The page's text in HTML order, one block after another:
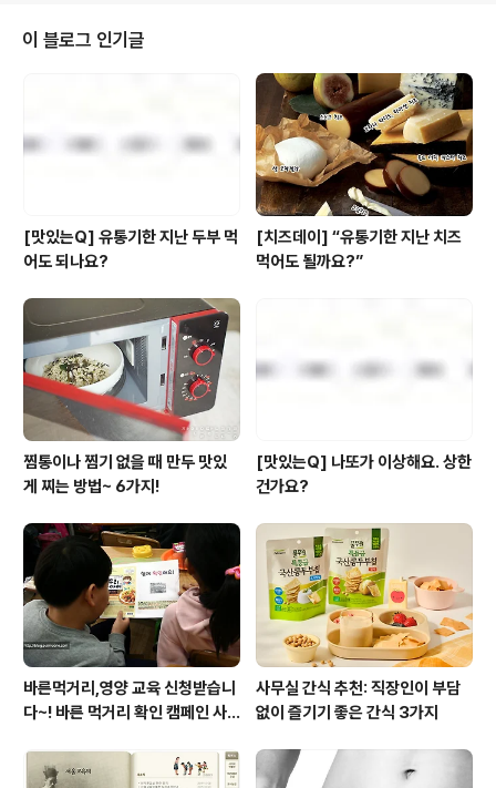
치박물관 을 떠올리셨다면 여러분을 진정한 풀사이 가족으
로 인정하는 바입니다. (감사! 압도적 감사!) 떠올리지 못하
셨어도 괜찮아요. 어린이날 맞이 뮤지엄 김치간의 이벤트
들은 모두에게 활짝 열려있거든요~. ㅎㅎ 어떤 이벤트들이
준비됐는지는 지금부터 한번 살펴볼게요~!! 하나. 어린이
는 입장료 무료! 에잇! 통크..
이 블로그 인기글
[맛있는Q] 유통기한 지난 두부 먹
어도 되나요?
[치즈데이] “유통기한 지난 치즈
먹어도 될까요?”
찜통이나 찜기 없을 때 만두 맛있
게 찌는 방법~ 6가지!
[맛있는Q] 나또가 이상해요. 상한
건가요?
바른먹거리,영양 교육 신청받습니
다~! 바른 먹거리 확인 캠페인 사
사무실 간식 추천: 직장인이 부담
없이 즐기기 좋은 간식 3가지